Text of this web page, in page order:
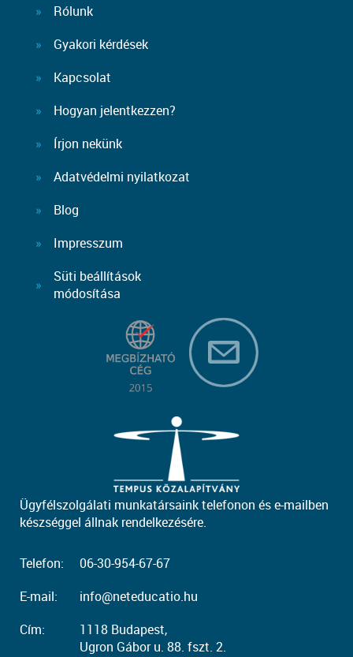
Rólunk
Gyakori kérdések
Kapcsolat
Hogyan jelentkezzen?
Írjon nekünk
Adatvédelmi nyilatkozat
Blog
Impresszum
Süti beállítások
módosítása
Ügyfélszolgálati munkatársaink telefonon és e-mailben
készséggel állnak rendelkezésére.
Telefon:
06-30-954-67-67
E-mail:
info@neteducatio.hu
Cím:
1118 Budapest,
Ugron Gábor u. 88. fszt. 2.